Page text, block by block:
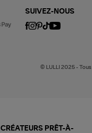
SUIVEZ-NOUS
© LULLI 2025 -
CRÉATEURS PRÊT-À-